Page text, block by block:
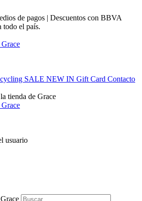
de pagos | Descuentos con BBVA
todo el país.
SALE NEW IN Gift Card Contacto